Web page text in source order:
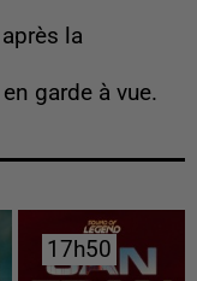
la
garde à vue.
17h50
17h50